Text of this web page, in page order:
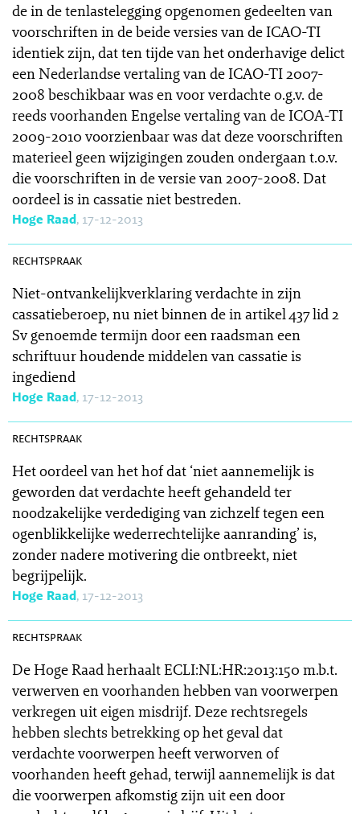
de in de tenlastelegging opgenomen gedeelten van
voorschriften in de beide versies van de ICAO-TI
identiek zijn, dat ten tijde van het onderhavige delict
een Nederlandse vertaling van de ICAO-TI 2007-
2008 beschikbaar was en voor verdachte o.g.v. de
reeds voorhanden Engelse vertaling van de ICOA-TI
2009-2010 voorzienbaar was dat deze voorschriften
materieel geen wijzigingen zouden ondergaan t.o.v.
die voorschriften in de versie van 2007-2008. Dat
oordeel is in cassatie niet bestreden.
Hoge Raad, 17-12-2013
rechtspraak
Niet-ontvankelijkverklaring verdachte in zijn
cassatieberoep, nu niet binnen de in artikel 437 lid 2
Sv genoemde termijn door een raadsman een
schriftuur houdende middelen van cassatie is
ingediend
Hoge Raad, 17-12-2013
rechtspraak
Het oordeel van het hof dat ‘niet aannemelijk is
geworden dat verdachte heeft gehandeld ter
noodzakelijke verdediging van zichzelf tegen een
ogenblikkelijke wederrechtelijke aanranding’ is,
zonder nadere motivering die ontbreekt, niet
begrijpelijk.
Hoge Raad, 17-12-2013
rechtspraak
De Hoge Raad herhaalt ECLI:NL:HR:2013:150 m.b.t.
verwerven en voorhanden hebben van voorwerpen
verkregen uit eigen misdrijf. Deze rechtsregels
hebben slechts betrekking op het geval dat
verdachte voorwerpen heeft verworven of
voorhanden heeft gehad, terwijl aannemelijk is dat
die voorwerpen afkomstig zijn uit een door